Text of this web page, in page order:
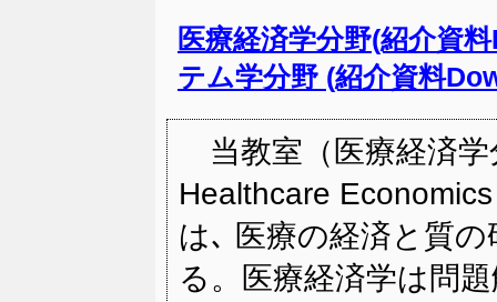
医療経済学分野(紹介資
テム学分野 (紹介資料
当教室（医療経済学
Healthcare
は､ 医療の経済と質
る。医療経済学は問